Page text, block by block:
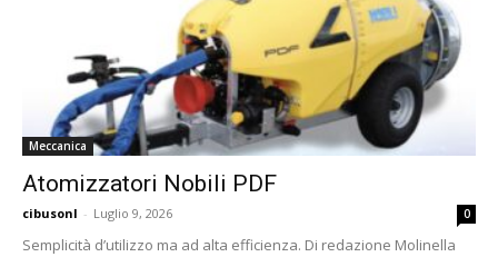
Meccanica
Atomizzatori Nobili PDF
cibusonl - Luglio 9, 2026 0
Semplicità d’utilizzo ma ad alta efficienza. Di redazione Molinella